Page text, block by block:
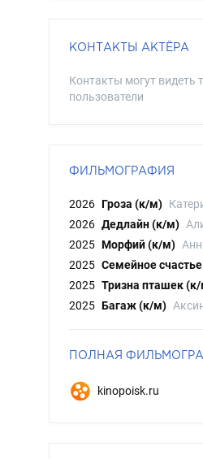
КОНТАКТЫ АКТЁРА
Контакты могут видеть
пользователи
ФИЛЬМОГРАФИЯ
2026 Гроза (к/м)
2026 Дедлайн (к/м)
2025 Морфий (к/м)
2025 Семейное счастье
2025 Тризна пташек
2025 Багаж (к/м)
ПОЛНАЯ
kinopoisk.ru